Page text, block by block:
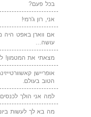
בכל פעם?
אני, רון ג'רמי!
אם ווארן באפט היה
עושה…
מצאתי את המטמון!
אופריישן
הטוב בעולם.
למה אני הולך
מה בא לך לעשות